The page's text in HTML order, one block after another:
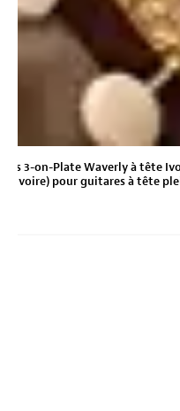
3-on-Plate Waverly à tête
ivoire) pour guitares à tête